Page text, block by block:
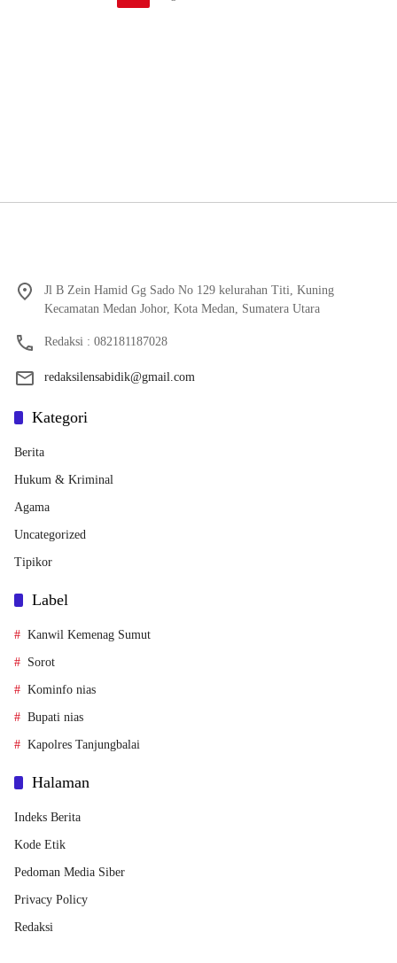
Jl B Zein Hamid Gg Sado No 129 kelurahan Titi, Kuning
Kecamatan Medan Johor, Kota Medan, Sumatera Utara
Redaksi : 082181187028
redaksilensabidik@gmail.com
Kategori
Berita
Hukum & Kriminal
Agama
Uncategorized
Tipikor
Label
Kanwil Kemenag Sumut
Sorot
Kominfo nias
Bupati nias
Kapolres Tanjungbalai
Halaman
Indeks Berita
Kode Etik
Pedoman Media Siber
Privacy Policy
Redaksi